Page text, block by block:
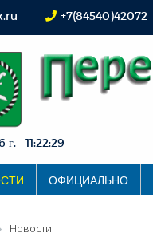
+7(84540)42072
г. 11:22:30
ОФИЦИАЛЬНО
Новости